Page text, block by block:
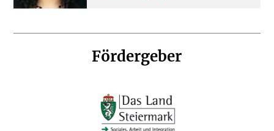
Fördergeber